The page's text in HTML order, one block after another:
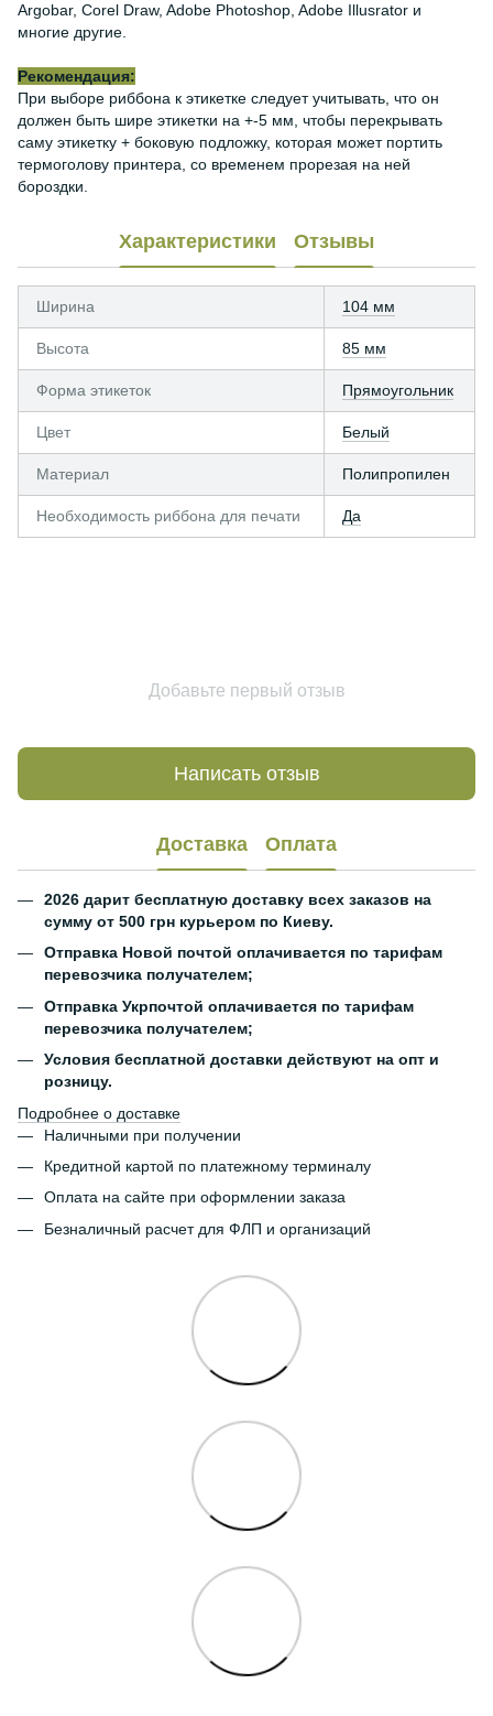
Argobar, Corel Draw, Adobe Photoshop, Adobe Illusrator и
многие другие.
Рекомендация:
При выборе риббона к этикетке следует учитывать, что он
должен быть шире этикетки на +-5 мм, чтобы перекрывать
саму этикетку + боковую подложку, которая может портить
термоголову принтера, со временем прорезая на ней
бороздки.
Характеристики Отзывы
Ширина 104 мм
Высота 85 мм
Форма этикеток Прямоугольник
Цвет Белый
Материал Полипропилен
Необходимость риббона для печати Да
Добавьте первый отзыв
Написать отзыв
Доставка Оплата
2026 дарит бесплатную доставку всех заказов на
сумму от 500 грн курьером по Киеву.
Отправка Новой почтой оплачивается по тарифам
перевозчика получателем;
Отправка Укрпочтой оплачивается по тарифам
перевозчика получателем;
Условия бесплатной доставки действуют на опт и
розницу.
Подробнее о доставке
Наличными при получении
Кредитной картой по платежному терминалу
Оплата на сайте при оформлении заказа
Безналичный расчет для ФЛП и организаций